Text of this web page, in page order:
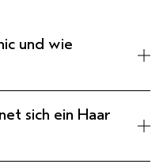
und wie
sich ein Haar